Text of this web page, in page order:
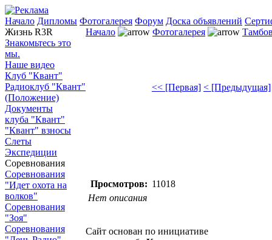
Начало Дипломы Фотогалерея Форум Доска объявлений
Жизнь R3R
Знакомьтесь это
мы.
Наше видео
Клуб "Квант"
Радиоклуб "Квант"
(Положение)
Документы
клуба "Квант"
"Квант" взносы
Слеты
Экспедиции
Соревнования
Соревнования
"Идет охота на
волков"
Соревнования
"Зоя"
Соревнования
Начало Фотогалерея
<< [Первая] < [Предыдущая]
Просмотров: 11018
Нет описания
Сайт основан по инициативе